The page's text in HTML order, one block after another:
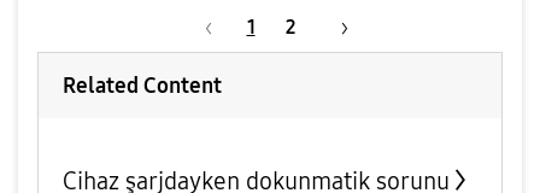
1 2
Related Content
Cihaz şarjdayken dokunmatik sorunu